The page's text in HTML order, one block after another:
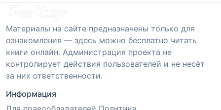
Материалы на сайте предназначены только для
ознакомления — здесь можно бесплатно читать
книги онлайн. Администрация проекта не
контролирует действия пользователей и не несёт
за них ответственности.
Информация